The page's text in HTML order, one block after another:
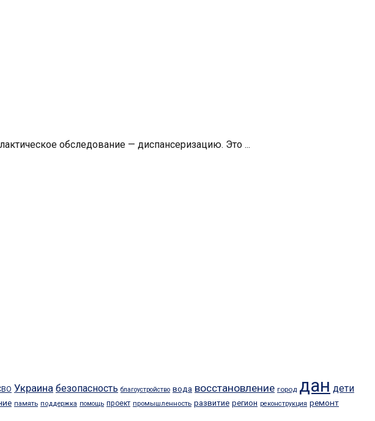
обследование — диспансеризацию. Это ...
Украина безопасность благоустройство вода восстановление город дан дети
память поддержка помощь проект промышленность развитие регион реконструкция ремонт